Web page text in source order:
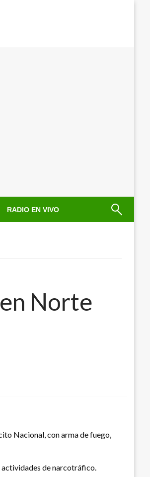
RADIO EN VIVO
Norte
Nacional, con arma de fuego,
de narcotráfico.